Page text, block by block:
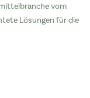
vom
Lösungen für die